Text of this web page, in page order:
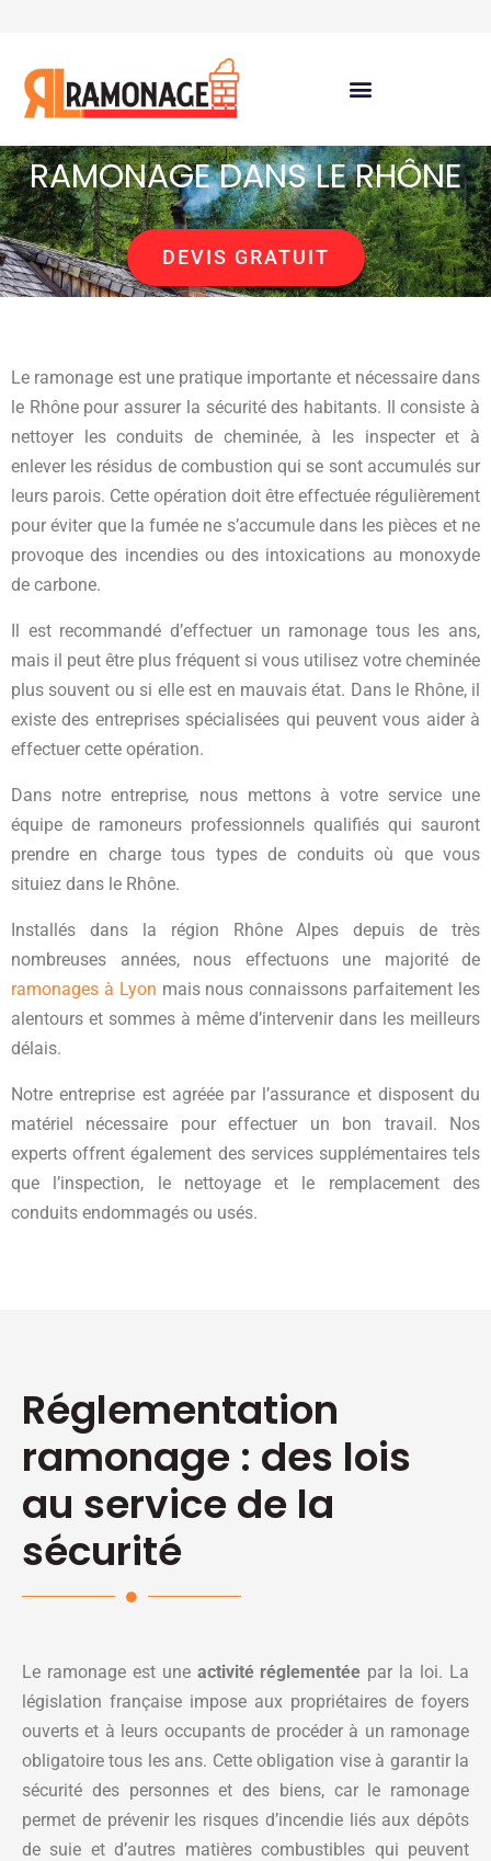
RAMONAGE DANS LE RHÔNE
DEVIS GRATUIT
Le ramonage est une pratique importante et nécessaire dans
le Rhône pour assurer la sécurité des habitants. Il consiste à
nettoyer les conduits de cheminée, à les inspecter et à
enlever les résidus de combustion qui se sont accumulés sur
leurs parois. Cette opération doit être effectuée régulièrement
pour éviter que la fumée ne s’accumule dans les pièces et ne
provoque des incendies ou des intoxications au monoxyde
de carbone.
Il est recommandé d’effectuer un ramonage tous les ans,
mais il peut être plus fréquent si vous utilisez votre cheminée
plus souvent ou si elle est en mauvais état. Dans le Rhône, il
existe des entreprises spécialisées qui peuvent vous aider à
effectuer cette opération.
Dans notre entreprise, nous mettons à votre service une
équipe de ramoneurs professionnels qualifiés qui sauront
prendre en charge tous types de conduits où que vous
situiez dans le Rhône.
Installés dans la région Rhône Alpes depuis de très
nombreuses années, nous effectuons une majorité de
ramonages à Lyon mais nous connaissons parfaitement les
alentours et sommes à même d’intervenir dans les meilleurs
délais.
Notre entreprise est agréée par l’assurance et disposent du
matériel nécessaire pour effectuer un bon travail. Nos
experts offrent également des services supplémentaires tels
que l’inspection, le nettoyage et le remplacement des
conduits endommagés ou usés.
Réglementation
ramonage : des lois
au service de la
sécurité
Le ramonage est une activité réglementée par la loi. La
législation française impose aux propriétaires de foyers
ouverts et à leurs occupants de procéder à un ramonage
obligatoire tous les ans. Cette obligation vise à garantir la
sécurité des personnes et des biens, car le ramonage
permet de prévenir les risques d’incendie liés aux dépôts
de suie et d’autres matières combustibles qui peuvent